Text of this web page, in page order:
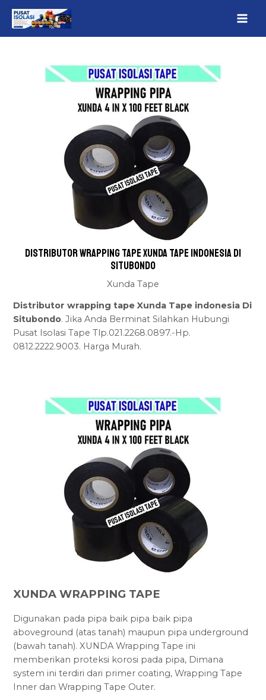
Distributor wrapping tape Xunda Tape indonesia Di
Situbondo
Xunda Tape
Distributor wrapping tape Xunda Tape indonesia Di
Situbondo. Jika Anda Berminat Silahkan Hubungi
Pusat Isolasi Tape Tlp.021.2268.0897.-Hp.
0812.2222.9003. Harga Murah.
XUNDA WRAPPING TAPE
Digunakan pada pipa baik pipa baik pipa
aboveground (atas tanah) maupun pipa underground
(bawah tanah). XUNDA Wrapping Tape ini
memberikan proteksi korosi pada pipa, Dimana
system ini terdiri dari primer coating, Wrapping Tape
Inner dan Wrapping Tape Outer.
navigation